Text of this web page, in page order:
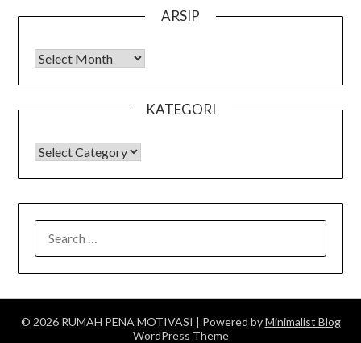
ARSIP
Arsip
KATEGORI
KATEGORI
FOR:
© 2026 RUMAH PENA MOTIVASI | Powered byMinimalist Blog
WordPress Theme